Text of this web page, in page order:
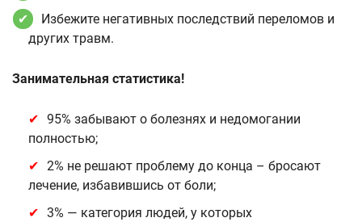
Избежите негативных последствий переломов и
других травм.
Занимательная статистика!
95% забывают о болезнях и недомогании
полностью;
2% не решают проблему до конца – бросают
лечение, избавившись от боли;
3% — категория людей, у которых